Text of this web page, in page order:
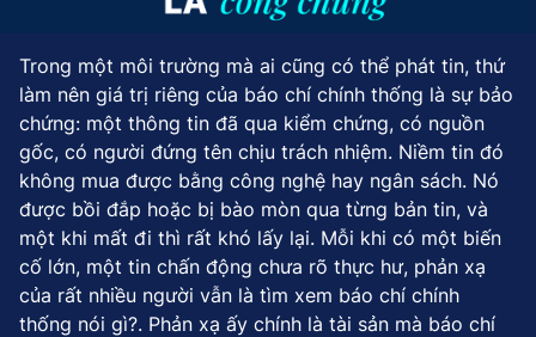
Trong một môi trường mà ai cũng có thể phát tin, thứ
làm nên giá trị riêng của báo chí chính thống là sự bảo
chứng: một thông tin đã qua kiểm chứng, có nguồn
gốc, có người đứng tên chịu trách nhiệm. Niềm tin đó
không mua được bằng công nghệ hay ngân sách. Nó
được bồi đắp hoặc bị bào mòn qua từng bản tin, và
một khi mất đi thì rất khó lấy lại. Mỗi khi có một biến
cố lớn, một tin chấn động chưa rõ thực hư, phản xạ
của rất nhiều người vẫn là tìm xem báo chí chính
thống nói gì?. Phản xạ ấy chính là tài sản mà báo chí